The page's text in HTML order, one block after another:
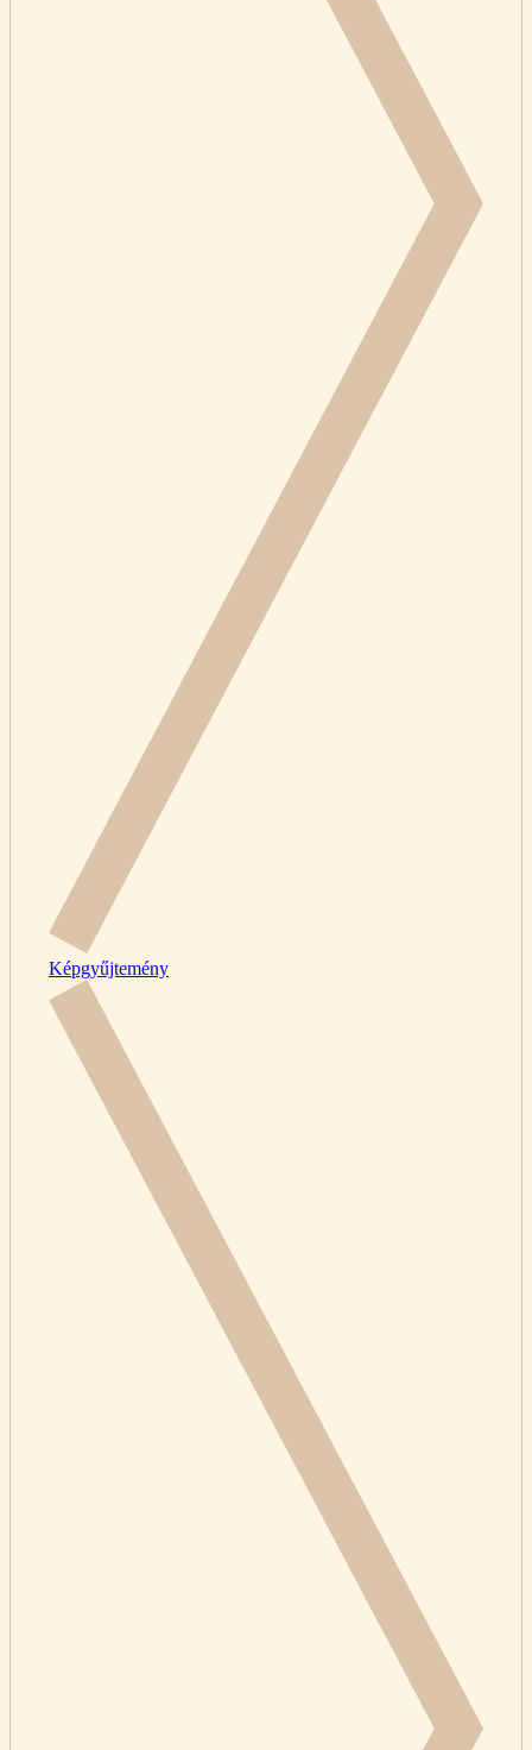
Képgyűjtemény